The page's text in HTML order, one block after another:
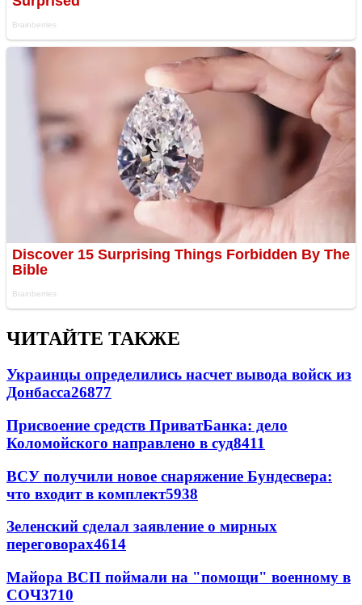
ЧИТАЙТЕ ТАКЖЕ
Украинцы определились насчет вывода войск из
Донбасса26877
Присвоение средств ПриватБанка: дело
Коломойского направлено в суд8411
ВСУ получили новое снаряжение Бундесвера:
что входит в комплект5938
Зеленский сделал заявление о мирных
переговорах4614
Майора ВСП поймали на "помощи" военному в
СОЧ3710